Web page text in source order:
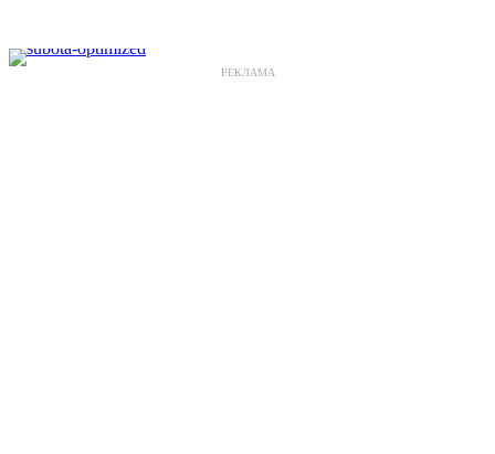
РЕКЛАМА